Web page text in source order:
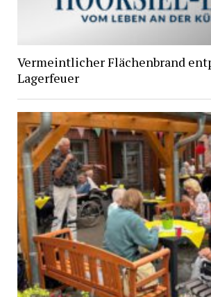
Vermeintlicher Flächenbrand
Lagerfeuer